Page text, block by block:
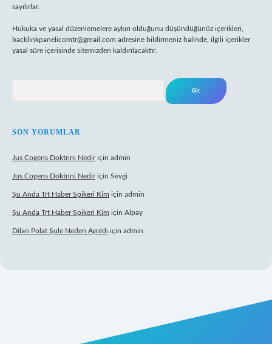
sayılırlar.
Hukuka ve yasal düzenlemelere aykırı olduğunu düşündüğünüz içerikleri,
backlinkpanelicomtr@gmail.com adresine bildirmeniz halinde, ilgili içerikler
yasal süre içerisinde sitemizden kaldırılacaktır.
SON YORUMLAR
Jus Cogens Doktrini Nediriçin admin
Jus Cogens Doktrini Nediriçin Sevgi
Şu Anda Trt Haber Spikeri Kim için admin
Şu Anda Trt Haber Spikeri Kim için Alpay
Dilan Polat Şule Neden Ayrıldı için admin